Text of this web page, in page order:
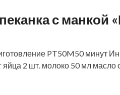
с манкой
PT50M50 минут
яйца 2 шт. молоко 50 мл